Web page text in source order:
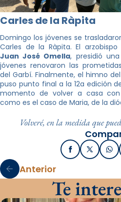
Carles de la Ràpita
Domingo los jóvenes se
Carles de la Ràpita. El
Juan José Omella, presidió
jóvenes renovaron las
del Garbí. Finalmente, el himno
puso punto final a la 12a edición
momento de volver a casa
como es el caso de Maria, de la
Volveré, en la medida que
Facebook
X /
Anterior
Te